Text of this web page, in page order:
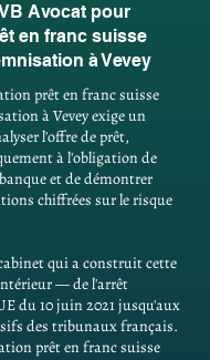
Avocat pour
en franc suisse
à Vevey
prêt en franc suisse
à Vevey exige un
l'offre de prêt,
à l'obligation de
et de démontrer
chiffrées sur le risque
qui a construit cette
— de l'arrêt
du 10 juin 2021 jusqu'aux
des tribunaux français.
prêt en franc suisse